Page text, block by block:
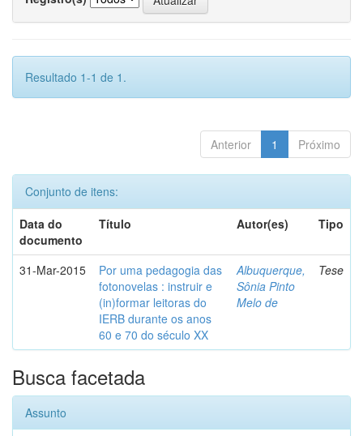
Resultado 1-1 de 1.
Anterior 1 Próximo
Conjunto de itens:
Data do
documento
Título Autor(es) Tipo
31-Mar-2015
Por uma pedagogia das
fotonovelas : instruir e
(in)formar leitoras do
IERB durante os anos
60 e 70 do século XX
Albuquerque,
Sônia Pinto
Melo de
Tese
Busca facetada
Assunto